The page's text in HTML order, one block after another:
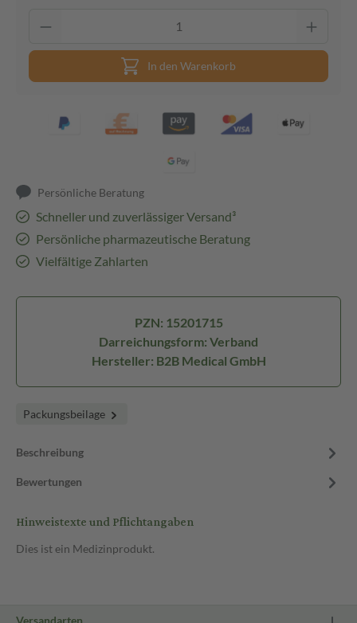
In den Warenkorb
Persönliche Beratung
Schneller und zuverlässiger Versand³
Persönliche pharmazeutische Beratung
Vielfältige Zahlarten
PZN: 15201715
Darreichungsform: Verband
Hersteller: B2B Medical GmbH
Packungsbeilage
Beschreibung
Bewertungen
Hinweistexte und Pflichtangaben
Dies ist ein Medizinprodukt.
Versandarten